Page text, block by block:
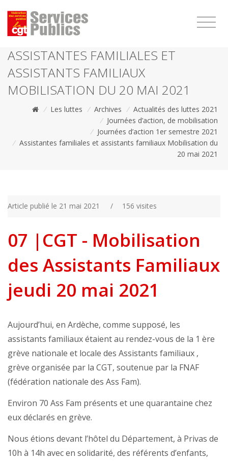
ASSISTANTES FAMILIALES ET
ASSISTANTS FAMILIAUX
MOBILISATION DU 20 MAI 2021
/ Les luttes / Archives / Actualités des luttes 2021
/ Journées d’action, de mobilisation
/ Journées d’action 1er semestre 2021
/ Assistantes familiales et assistants familiaux Mobilisation du
20 mai 2021
Article publié le 21 mai 2021 / 156 visites
07 |CGT - Mobilisation
des Assistants Familiaux
jeudi 20 mai 2021
Aujourd’hui, en Ardèche, comme supposé, les
assistants familiaux étaient au rendez-vous de la 1 ère
grève nationale et locale des Assistants familiaux ,
grève organisée par la CGT, soutenue par la FNAF
(fédération nationale des Ass Fam).
Environ 70 Ass Fam présents et une quarantaine chez
eux déclarés en grève.
Nous étions devant l’hôtel du Département, à Privas de
10h à 14h avec en solidarité, des référents d’enfants,